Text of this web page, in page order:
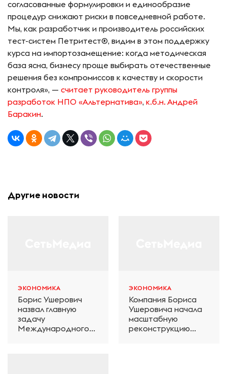
согласованные формулировки и единообразие
процедур снижают риски в повседневной работе.
Мы, как разработчик и производитель российских
тест-систем Петритест®, видим в этом поддержку
курса на импортозамещение: когда методическая
база ясна, бизнесу проще выбирать отечественные
решения без компромиссов к качеству и скорости
контроля», — считает руководитель группы
разработок НПО «Альтернатива», к.б.н. Андрей
Баракин.
Другие новости
ЭКОНОМИКА
Борис Ушерович
назвал главную
задачу
Международного
ЭКОНОМИКА
Компания Бориса
Ушеровича начала
масштабную
реконструкцию